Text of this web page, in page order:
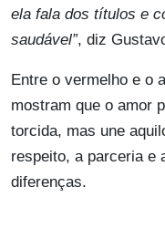
ela fala dos títulos e
saudável”, diz
Entre o vermelho e o
mostram que o amor
torcida, mas une
respeito, a parceria e
diferenças.